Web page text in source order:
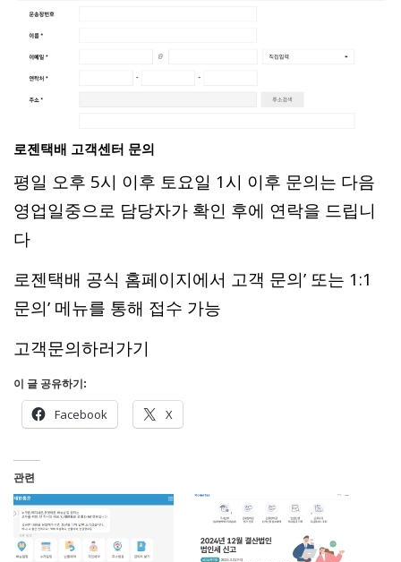
로젠택배 고객센터 문의
평일 오후 5시 이후 토요일 1시 이후 문의는 다음
영업일중으로 담당자가 확인 후에 연락을 드립니
다
로젠택배 공식 홈페이지에서 고객 문의’ 또는 1:1
문의’ 메뉴를 통해 접수 가능
고객문의하러가기
이 글 공유하기:
Facebook X
관련